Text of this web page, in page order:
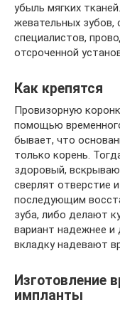
убыль мягких
жевательных зубов,
специалистов,
отсроченной
Как крепятся
Провизорную
помощью
бывает, что
только корень.
здоровый,
сверлят отверстие
последующим
зуба, либо делают
вариант надежнее и
вкладку надевают
Изготовление
импланты